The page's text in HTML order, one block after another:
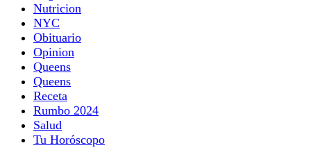
Nutricion
NYC
Obituario
Opinion
Queens
Queens
Receta
Rumbo 2024
Salud
Tu Horóscopo